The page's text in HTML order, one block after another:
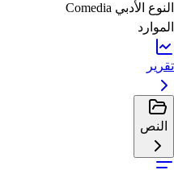
النوع الأدبي Comedia
الموارد
تقرير
النص